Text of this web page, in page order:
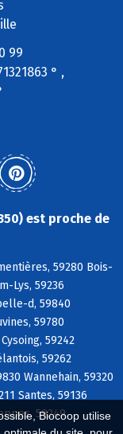
Biocoop utilise
99
° ,
est proche de
59280 Bois-
Lys, 59236
d, 59840
59780
59242
59262
Wannehain, 59320
Santes, 59136
59249